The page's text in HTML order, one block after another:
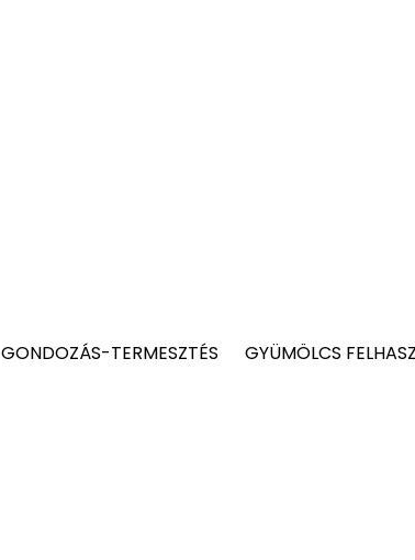
GONDOZÁS-TERMESZTÉS GYÜMÖLCS